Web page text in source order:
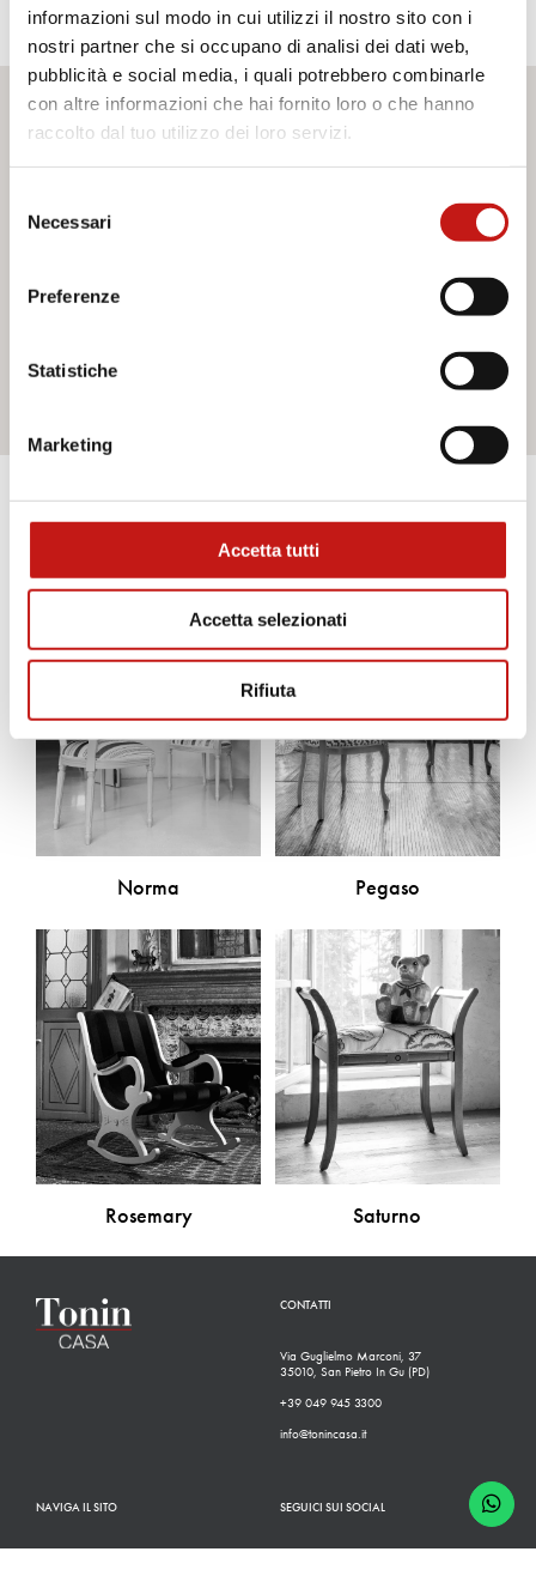
informazioni sul modo in cui utilizzi il nostro sito con i
nostri partner che si occupano di analisi dei dati web,
pubblicità e social media, i quali potrebbero combinarle
con altre informazioni che hai fornito loro o che hanno
raccolto dal tuo utilizzo dei loro servizi.
delNecessari
Preferenze
Statistiche
Marketing
Accetta tutti
Accetta selezionati
Rifiuta
Desideri maggiori informazioni?
nostro team è pronto ad aiutarti e a fornirti tutto il supporto
saremo lieti di rispondere a tutte le tue domande.
Scopri gli altri prodotti
Norma Pegaso
Rosemary Saturno
CONTATTI
Via Guglielmo Marconi, 37
35010, San Pietro In Gu (PD)
+39 049 945 3300
info@tonincasa.it
NAVIGA IL SITO SEGUICI SUI SOCIAL